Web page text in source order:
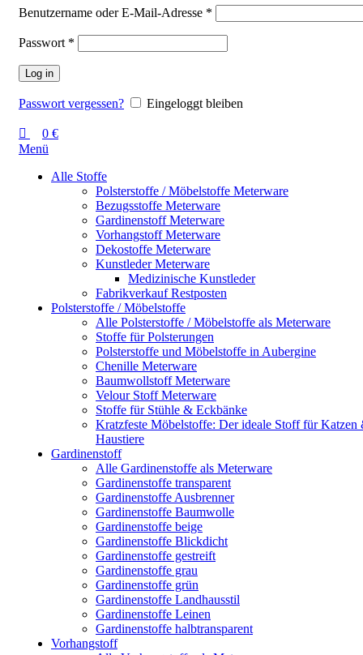
Benutzername oder E-Mail-Adresse *
Passwort *
Log in
Passwort vergessen? Eingeloggt bleiben
0 €
Menü
Alle Stoffe
Polsterstoffe / Möbelstoffe Meterware
Bezugsstoffe Meterware
Gardinenstoff Meterware
Vorhangstoff Meterware
Dekostoffe Meterware
Kunstleder Meterware
Medizinische Kunstleder
Fabrikverkauf Restposten
Polsterstoffe / Möbelstoffe
Alle Polsterstoffe / Möbelstoffe als Meterware
Stoffe für Polsterungen
Polsterstoffe und Möbelstoffe in Aubergine
Chenille Meterware
Baumwollstoff Meterware
Velour Stoff Meterware
Stoffe für Stühle & Eckbänke
Kratzfeste Möbelstoffe: Der ideale Stoff für Katzen
Haustiere
Gardinenstoff
Alle Gardinenstoffe als Meterware
Gardinenstoffe transparent
Gardinenstoffe Ausbrenner
Gardinenstoffe Baumwolle
Gardinenstoffe beige
Gardinenstoffe Blickdicht
Gardinenstoffe gestreift
Gardinenstoffe grau
Gardinenstoffe grün
Gardinenstoffe Landhausstil
Gardinenstoffe Leinen
Gardinenstoffe halbtransparent
Vorhangstoff